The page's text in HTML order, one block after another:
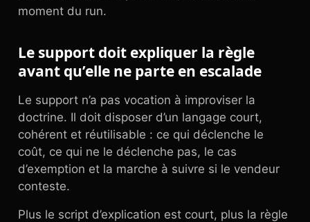
moment du run.
Le support doit expliquer la règle
avant qu’elle ne parte en escalade
Le support n’a pas vocation à improviser la
doctrine. Il doit disposer d’un langage court,
cohérent et réutilisable : ce qui déclenche le
coût, ce qui ne le déclenche pas, le cas
d’exemption et la marche à suivre si le vendeur
conteste.
Plus le script d’explication est court, plus la règle